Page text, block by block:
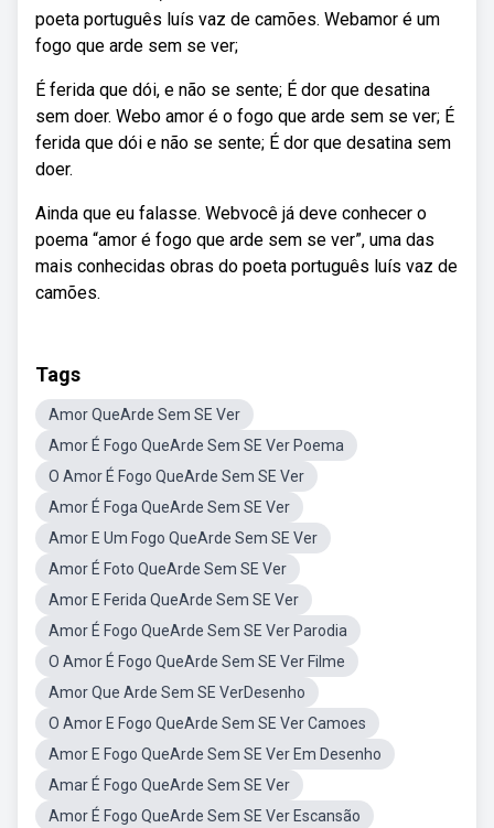
poeta português luís vaz de camões. Webamor é um
fogo que arde sem se ver;
É ferida que dói, e não se sente; É dor que desatina
sem doer. Webo amor é o fogo que arde sem se ver; É
ferida que dói e não se sente; É dor que desatina sem
doer.
Ainda que eu falasse. Webvocê já deve conhecer o
poema “amor é fogo que arde sem se ver”, uma das
mais conhecidas obras do poeta português luís vaz de
camões.
Tags
Amor QueArde Sem SE Ver
Amor É Fogo QueArde Sem SE Ver Poema
O Amor É Fogo QueArde Sem SE Ver
Amor É Foga QueArde Sem SE Ver
Amor E Um Fogo QueArde Sem SE Ver
Amor É Foto QueArde Sem SE Ver
Amor E Ferida QueArde Sem SE Ver
Amor É Fogo QueArde Sem SE Ver Parodia
O Amor É Fogo QueArde Sem SE Ver Filme
Amor Que Arde Sem SE VerDesenho
O Amor E Fogo QueArde Sem SE Ver Camoes
Amor E Fogo QueArde Sem SE Ver Em Desenho
Amar É Fogo QueArde Sem SE Ver
Amor É Fogo QueArde Sem SE Ver Escansão